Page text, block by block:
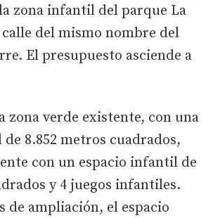
zona infantil del parque La
del mismo nombre del
El presupuesto asciende a
zona verde existente, con una
8.852 metros cuadrados,
con un espacio infantil de
y 4 juegos infantiles.
de ampliación, el espacio